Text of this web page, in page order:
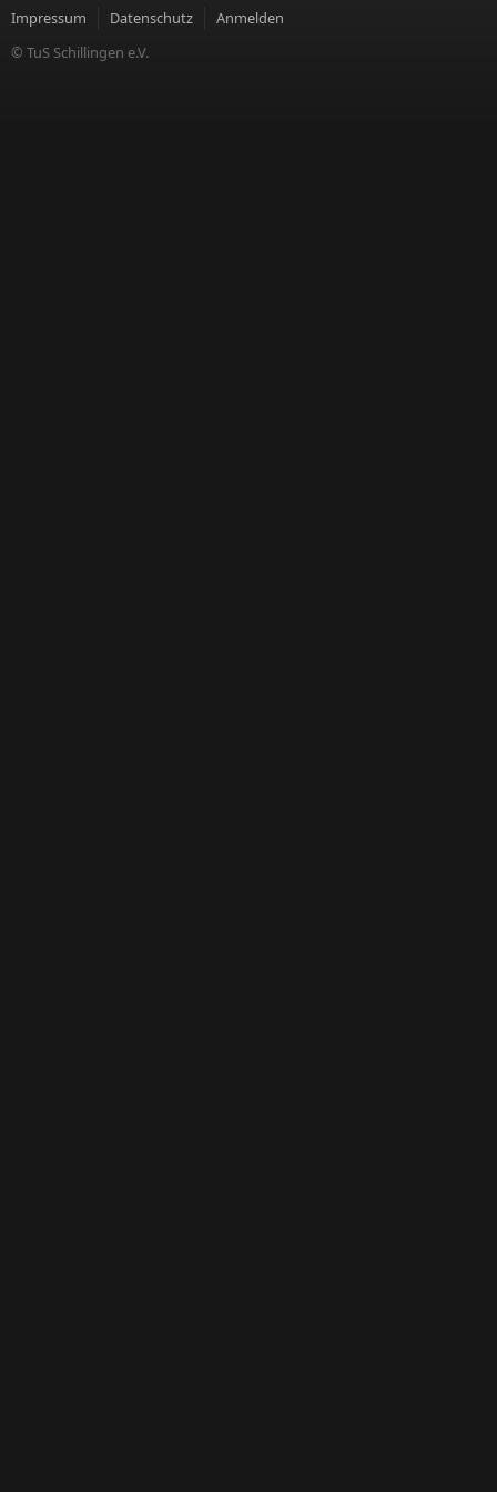
Impressum Datenschutz
Anmelden
© TuS Schillingen e.V.